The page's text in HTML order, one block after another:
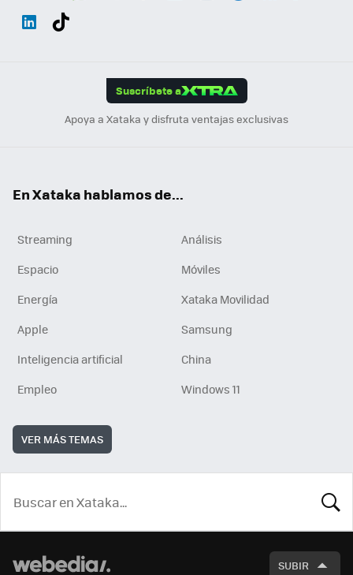
Suscríbete a
Apoya a Xataka y disfruta ventajas exclusivas
En Xataka hablamos de...
Streaming
Análisis
Espacio
Móviles
Energía
Xataka Movilidad
Apple
Samsung
Inteligencia artificial
China
Empleo
Windows 11
VER MÁS TEMAS
SUBIR